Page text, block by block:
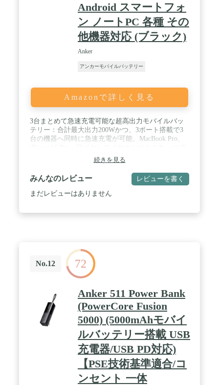
Android スマートフォ
ン ノートPC 各種 その
他機器対応 (ブラック)
Anker
アンカーモバイルバッテリー
Amazonで詳しく見る
3台まとめて急速充電可能な超高出力モバイルバッ
テリー：合計最大出力200Wかつ、3ポート搭載で3
台の機器へ同時に急速充電が可能。MacBook Pro、
急速充電できます。 / MacBook Proを2台同時に急速
充電可能：2つのUSB-Cポートからはそれぞれ最大
100W出力が可能で、MacBook Proを2台同時に急速
充電できます。 / MacBook Air約1回分の大容量：
20000mAhの大容量で、MacBook Airへ約1回充電が
きるディスプレイ機能を搭載。バッテリーの残り残
量や充電にかかる時間がリアルタイムで確認できま
続きを見る
みんなのレビュー レビューを書く
まだレビューはありません
No.12 72
Anker 511 Power Bank
(PowerCore Fusion
5000) (5000mAhモバイ
ルバッテリー搭載 USB
充電器/USB PD対応)
【PSE技術基準適合/コ
ンセント 一体